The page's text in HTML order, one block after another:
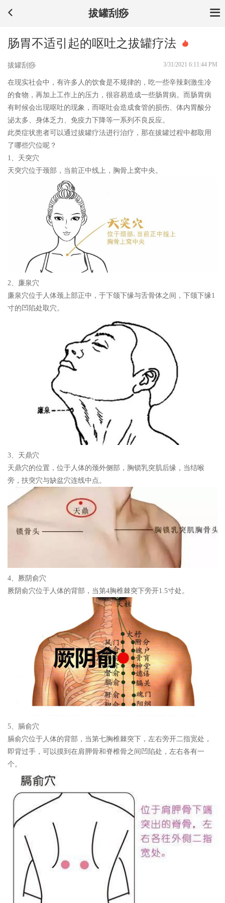
拔罐刮痧
肠胃不适引起的呕吐之拔罐疗法
拔罐刮痧 3/31/2021 6:11:44 PM
在现实社会中，有许多人的饮食是不规律的，吃一些辛辣刺激生冷
的食物，再加上工作上的压力，很容易造成一些肠胃病。而肠胃病
有时候会出现呕吐的现象，而呕吐会造成食管的损伤、体内胃酸分
泌太多、身体乏力、免疫力下降等一系列不良反应。
此类症状患者可以通过拔罐疗法进行治疗，那在拔罐过程中都取用
了哪些穴位呢？
1、天突穴
天突穴位于颈部，当前正中线上，胸骨上窝中央。
2、廉泉穴
廉泉穴位于人体颈上部正中，于下颌下缘与舌骨体之间，下颌下缘1
寸的凹陷处取穴。
3、天鼎穴
天鼎穴的位置，位于人体的颈外侧部，胸锁乳突肌后缘，当结喉
旁，扶突穴与缺盆穴连线中点。
4、厥阴俞穴
厥阴俞穴位于人体的背部，当第4胸椎棘突下旁开1.5寸处。
5、膈俞穴
膈俞穴位于人体的背部，当第七胸椎棘突下，左右旁开二指宽处，
即背过手，可以摸到在肩胛骨和脊椎骨之间凹陷处，左右各有一
个。